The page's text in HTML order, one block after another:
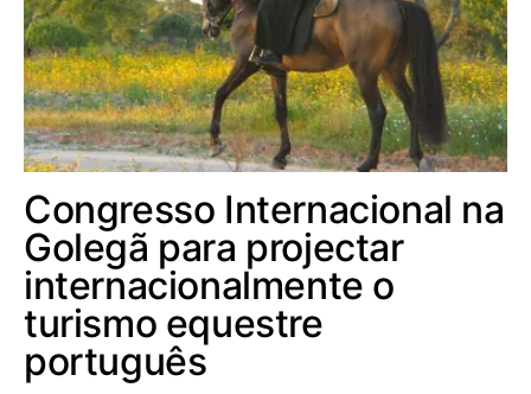
Congresso Internacional na
Golegã para projectar
internacionalmente o
turismo equestre
português